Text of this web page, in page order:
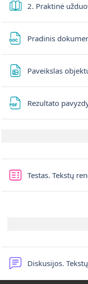
2. Praktinė
Pradinis
Paveikslas
Rezultato
Testas. Tekstų
Diskusijos.